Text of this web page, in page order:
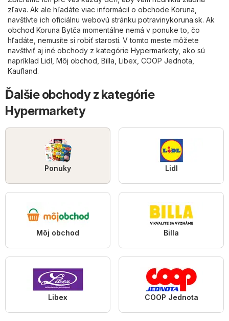
zľava. Ak ale hľadáte viac informácií o obchode Koruna,
navštívte ich oficiálnu webovú stránku potravinykoruna.sk. Ak
obchod Koruna Bytča momentálne nemá v ponuke to, čo
hľadáte, nemusíte si robiť starosti. V tomto meste môžete
navštíviť aj iné obchody z kategórie Hypermarkety, ako sú
napríklad Lidl Môj obchod Billa Libex COOP Jednota
Kaufland.
Ďalšie obchody z kategórie
Hypermarkety
Ponuky Lidl
Môj obchod Billa
Libex COOP Jednota